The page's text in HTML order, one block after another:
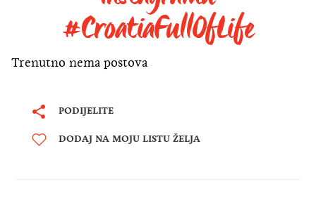
#CroatiaFullOfLife
Trenutno nema postova
PODIJELITE
DODAJ NA MOJU LISTU ŽELJA